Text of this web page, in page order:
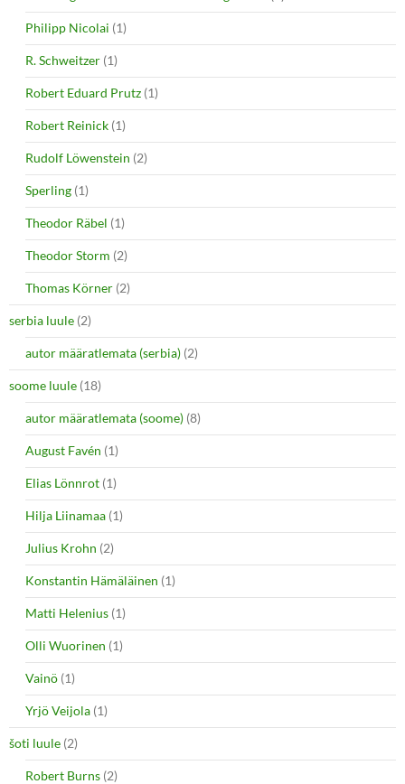
Philipp Nicolai (1)
R. Schweitzer (1)
Robert Eduard Prutz (1)
Robert Reinick (1)
Rudolf Löwenstein (2)
Sperling (1)
Theodor Räbel (1)
Theodor Storm (2)
Thomas Körner (2)
serbia luule (2)
autor määratlemata (serbia) (2)
soome luule (18)
autor määratlemata (soome) (8)
August Favén (1)
Elias Lönnrot (1)
Hilja Liinamaa (1)
Julius Krohn (2)
Konstantin Hämäläinen (1)
Matti Helenius (1)
Olli Wuorinen (1)
Vainö (1)
Yrjö Veijola (1)
šoti luule (2)
Robert Burns (2)